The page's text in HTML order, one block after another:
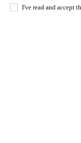
I've read and accept